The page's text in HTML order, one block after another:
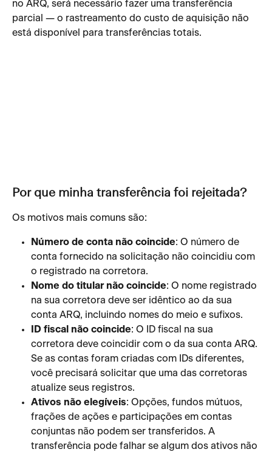
no ARQ, será necessário fazer uma transferência
parcial — o rastreamento do custo de aquisição não
está disponível para transferências totais.
Por que minha transferência foi rejeitada?
Os motivos mais comuns são:
Número de conta não coincide: O número de
conta fornecido na solicitação não coincidiu com
o registrado na corretora.
Nome do titular não coincide: O nome registrado
na sua corretora deve ser idêntico ao da sua
conta ARQ, incluindo nomes do meio e sufixos.
ID fiscal não coincide: O ID fiscal na sua
corretora deve coincidir com o da sua conta ARQ.
Se as contas foram criadas com IDs diferentes,
você precisará solicitar que uma das corretoras
atualize seus registros.
Ativos não elegíveis: Opções, fundos mútuos,
frações de ações e participações em contas
conjuntas não podem ser transferidos. A
transferência pode falhar se algum dos ativos não